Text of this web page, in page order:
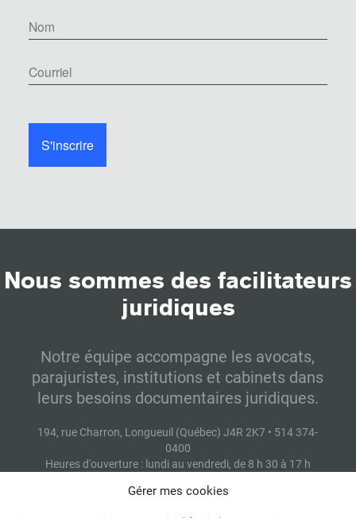
Gérer mes cookies
Nous sommes des facilitateurs
juridiques
Notre équipe accompagne les avocats,
parajuristes, institutions et cabinets dans
leurs besoins documentaires juridiques.
194, rue Charron, Longueuil (Québec) J4R 2K7 • 514 374-
0400
Heures d'ouverture : lundi au vendredi, de 8 h 30 à 17 h